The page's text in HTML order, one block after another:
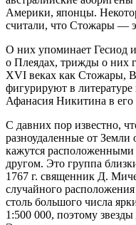
Америки, японцы.
считали, что Стожары —
О них упоминает Гесиод
о Плеядах, трижды о них
XVI веках как Стожары,
фигурируют в
Афанасия Никитина в
С давних пор известно,
разноудаленные от
кажутся расположенными
другом. Это группа
1767 г. священник Д.
случайного
столь большого числа
1:500 000, поэтому